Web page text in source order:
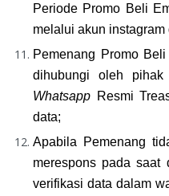
Periode Promo Beli
melalui akun instagram
Pemenang Promo
dihubungi oleh
Whatsapp Resmi
data;
Apabila Pemenang
merespons pada saat
verifikasi data dalam